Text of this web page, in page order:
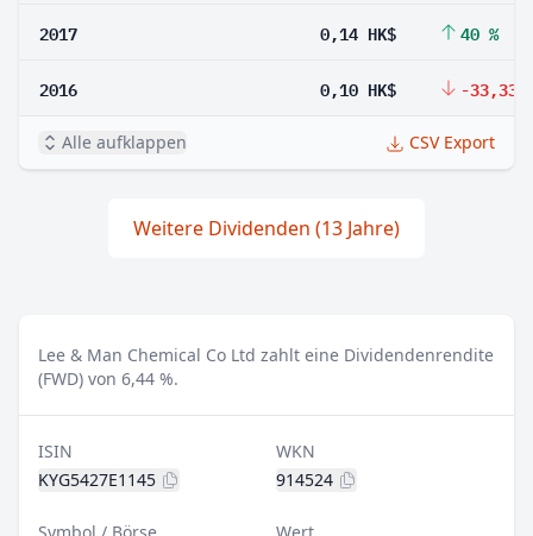
2017 0,14 HK$ 40 %
2016 0,10 HK$ -33,33
Alle aufklappen CSV Export
Weitere Dividenden (13 Jahre)
Lee & Man Chemical Co Ltd zahlt eine Dividendenrendite
(FWD) von 6,44 %.
ISIN
KYG5427E1145
WKN
914524